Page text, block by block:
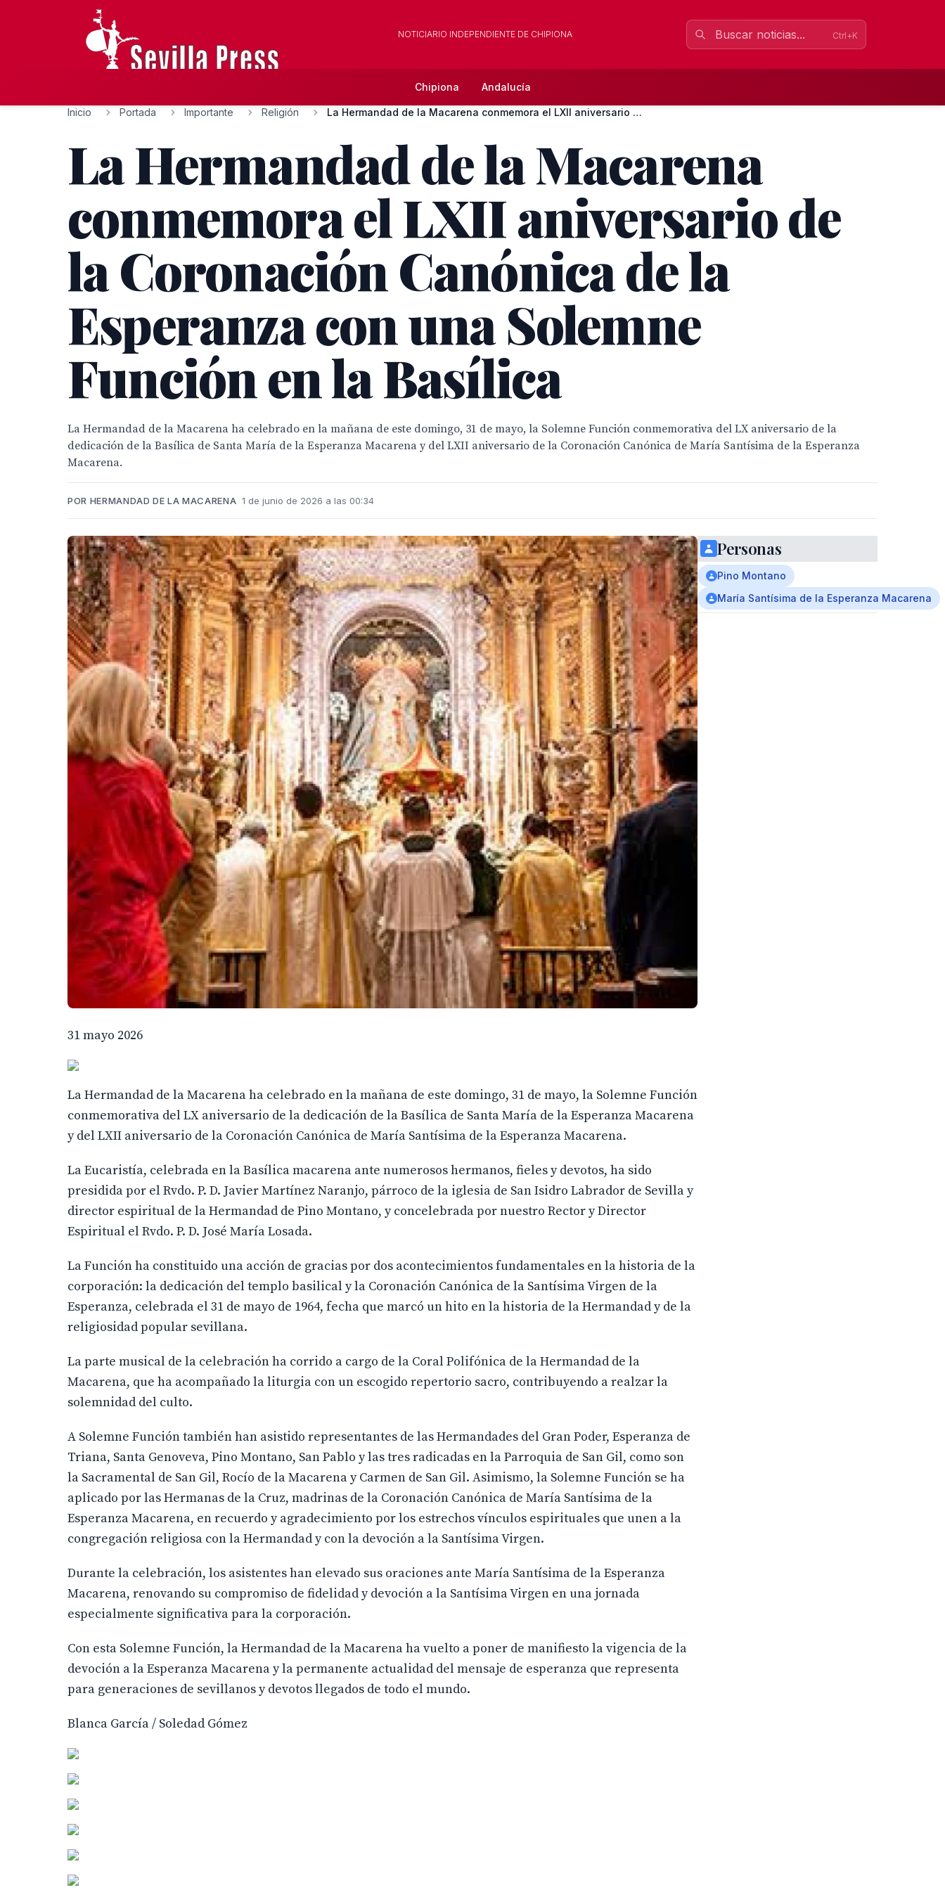
NOTICIARIO INDEPENDIENTE DE CHIPIONA Ctrl+K
Chipiona Andalucía
Inicio Portada Importante Religión La Hermandad de la Macarena conmemora el LXII aniversario de...
La Hermandad de la Macarena
conmemora el LXII aniversario de
la Coronación Canónica de la
Esperanza con una Solemne
Función en la Basílica
La Hermandad de la Macarena ha celebrado en la mañana de este domingo, 31 de mayo, la Solemne Función conmemorativa del LX aniversario de la
dedicación de la Basílica de Santa María de la Esperanza Macarena y del LXII aniversario de la Coronación Canónica de María Santísima de la Esperanza
Macarena.
POR HERMANDAD DE LA MACARENA 1 de junio de 2026 a las 00:34
31 mayo 2026
La Hermandad de la Macarena ha celebrado en la mañana de este domingo, 31 de mayo, la Solemne Función
conmemorativa del LX aniversario de la dedicación de la Basílica de Santa María de la Esperanza Macarena
y del LXII aniversario de la Coronación Canónica de María Santísima de la Esperanza Macarena.
La Eucaristía, celebrada en la Basílica macarena ante numerosos hermanos, fieles y devotos, ha sido
presidida por el Rvdo. P. D. Javier Martínez Naranjo, párroco de la iglesia de San Isidro Labrador de Sevilla y
director espiritual de la Hermandad de Pino Montano, y concelebrada por nuestro Rector y Director
Espiritual el Rvdo. P. D. José María Losada.
La Función ha constituido una acción de gracias por dos acontecimientos fundamentales en la historia de la
corporación: la dedicación del templo basilical y la Coronación Canónica de la Santísima Virgen de la
Esperanza, celebrada el 31 de mayo de 1964, fecha que marcó un hito en la historia de la Hermandad y de la
religiosidad popular sevillana.
La parte musical de la celebración ha corrido a cargo de la Coral Polifónica de la Hermandad de la
Macarena, que ha acompañado la liturgia con un escogido repertorio sacro, contribuyendo a realzar la
solemnidad del culto.
A Solemne Función también han asistido representantes de las Hermandades del Gran Poder, Esperanza de
Triana, Santa Genoveva, Pino Montano, San Pablo y las tres radicadas en la Parroquia de San Gil, como son
la Sacramental de San Gil, Rocío de la Macarena y Carmen de San Gil. Asimismo, la Solemne Función se ha
aplicado por las Hermanas de la Cruz, madrinas de la Coronación Canónica de María Santísima de la
Esperanza Macarena, en recuerdo y agradecimiento por los estrechos vínculos espirituales que unen a la
congregación religiosa con la Hermandad y con la devoción a la Santísima Virgen.
Durante la celebración, los asistentes han elevado sus oraciones ante María Santísima de la Esperanza
Macarena, renovando su compromiso de fidelidad y devoción a la Santísima Virgen en una jornada
especialmente significativa para la corporación.
Con esta Solemne Función, la Hermandad de la Macarena ha vuelto a poner de manifiesto la vigencia de la
devoción a la Esperanza Macarena y la permanente actualidad del mensaje de esperanza que representa
para generaciones de sevillanos y devotos llegados de todo el mundo.
Blanca García / Soledad Gómez
Personas
Pino Montano
María Santísima de la Esperanza Macarena